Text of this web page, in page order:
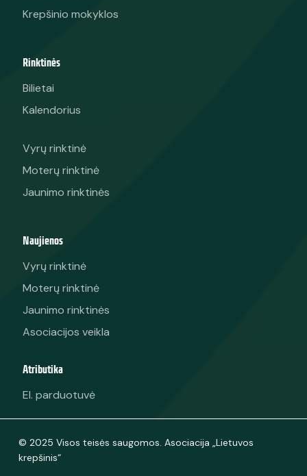
Krepšinio mokyklos
Rinktinės
Bilietai
Kalendorius
Vyrų rinktinė
Moterų rinktinė
Jaunimo rinktinės
Naujienos
Vyrų rinktinė
Moterų rinktinė
Jaunimo rinktinės
Asociacijos veikla
Atributika
El. parduotuvė
© 2025 Visos teisės saugomos. Asociacija „Lietuvos
krepšinis“